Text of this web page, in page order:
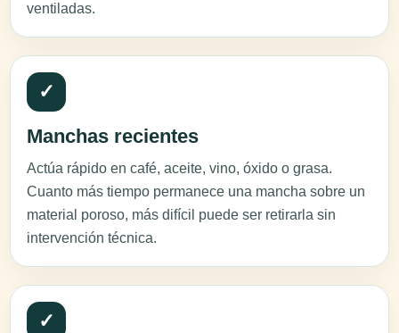
ventiladas.
✓
Manchas recientes
Actúa rápido en café, aceite, vino, óxido o grasa.
Cuanto más tiempo permanece una mancha sobre un
material poroso, más difícil puede ser retirarla sin
intervención técnica.
✓